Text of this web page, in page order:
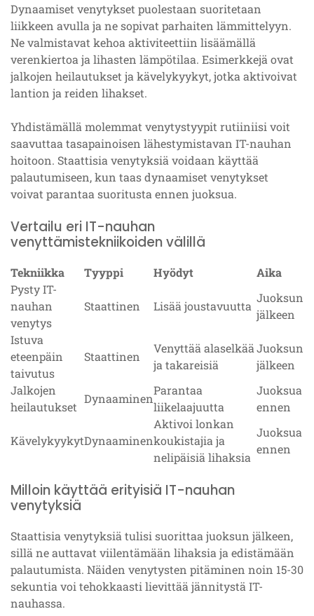
Dynaamiset venytykset puolestaan suoritetaan
liikkeen avulla ja ne sopivat parhaiten lämmittelyyn.
Ne valmistavat kehoa aktiviteettiin lisäämällä
verenkiertoa ja lihasten lämpötilaa. Esimerkkejä ovat
jalkojen heilautukset ja kävelykyykyt, jotka aktivoivat
lantion ja reiden lihakset.
Yhdistämällä molemmat venytystyypit rutiiniisi voit
saavuttaa tasapainoisen lähestymistavan IT-nauhan
hoitoon. Staattisia venytyksiä voidaan käyttää
palautumiseen, kun taas dynaamiset venytykset
voivat parantaa suoritusta ennen juoksua.
Vertailu eri IT-nauhan
venyttämistekniikoiden välillä
Tekniikka Tyyppi Hyödyt
Aika
Pysty IT-
nauhan
venytys
Staattinen Lisää joustavuutta
Juoksun
jälkeen
Istuva
eteenpäin
taivutus
Staattinen
Venyttää alaselkää
ja takareisiä
Juoksun
jälkeen
Jalkojen
heilautukset
Dynaaminen
Parantaa
liikelaajuutta
Juoksua
ennen
KävelykyykytDynaaminen
Aktivoi lonkan
koukistajia ja
nelipäisiä lihaksia
Juoksua
ennen
Milloin käyttää erityisiä IT-nauhan
venytyksiä
Staattisia venytyksiä tulisi suorittaa juoksun jälkeen,
sillä ne auttavat viilentämään lihaksia ja edistämään
palautumista. Näiden venytysten pitäminen noin 15-30
sekuntia voi tehokkaasti lievittää jännitystä IT-
nauhassa.